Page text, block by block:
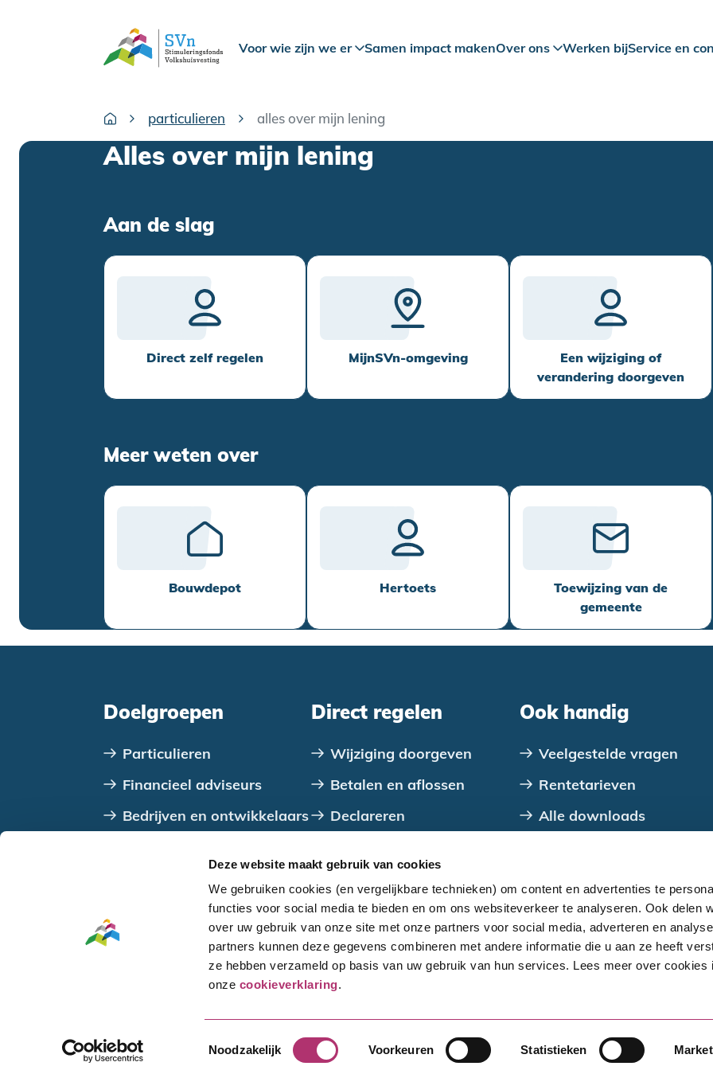
Deze website maakt gebruik van cookies
We gebruiken cookies (en vergelijkbare technieken) om content en advertenties te
functies voor social media te bieden en om ons websiteverkeer te analyseren. Ook delen
over uw gebruik van onze site met onze partners voor social media, adverteren en
partners kunnen deze gegevens combineren met andere informatie die u aan ze heeft
ze hebben verzameld op basis van uw gebruik van hun services. Lees meer over cookies
onze cookieverklaring.
Toestemmingsselectie
Noodzakelijk Voorkeuren Statistieken
Voor wie zijn we er Samen impact makenOver ons Werken bijService en
particulieren alles over mijn lening
Alles over mijn lening
Aan de slag
Direct zelf regelen MijnSVn-omgeving
Een wijziging of
verandering doorgeven
Meer weten over
Bouwdepot Hertoets
Toewijzing van de
gemeente
Doelgroepen
Particulieren
Financieel adviseurs
Bedrijven en ontwikkelaars
en coöperaties
Direct regelen
Wijziging doorgeven
Betalen en aflossen
Declareren
Ook handig
Veelgestelde vragen
Rentetarieven
Alle downloads
Aanmelden nieuwsbrief
Copyright SVn 2026, alle rechten voorbehouden. Geen gebruik zonder schriftelijke toestemming SVn.
Toegankelijkheid
of naar devoettekst